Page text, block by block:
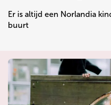
Er is altijd een Norlandia
buurt